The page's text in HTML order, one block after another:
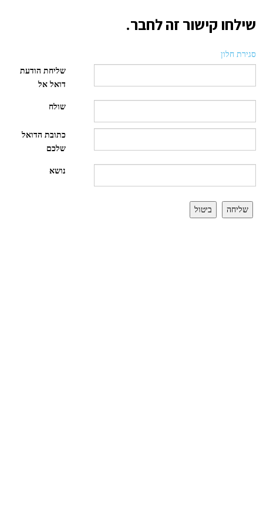
שילחו קישור זה לחבר.
סגירת חלון
שליחת הודעת
דואל אל
שולח
כתובת הדואל
שלכם
נושא
שליחה ביטול